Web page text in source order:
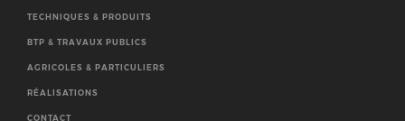
TECHNIQUES & PRODUITS
BTP & TRAVAUX PUBLICS
AGRICOLES & PARTICULIERS
RÉALISATIONS
CONTACT